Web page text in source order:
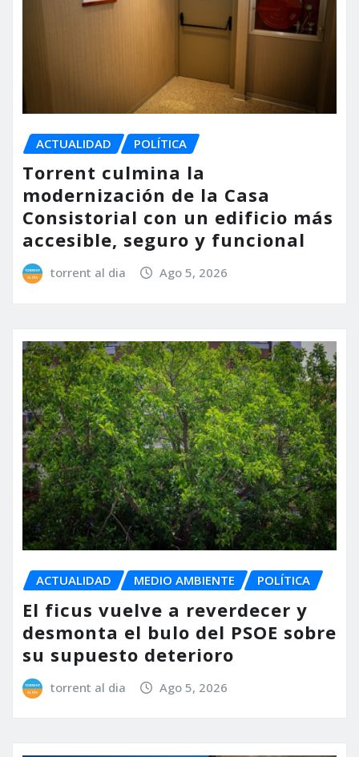
ACTUALIDAD POLÍTICA
Torrent culmina la
modernización de la Casa
Consistorial con un edificio más
accesible, seguro y funcional
torrent al dia Ago 5, 2026
ACTUALIDAD MEDIO AMBIENTE POLÍTICA
El ficus vuelve a reverdecer y
desmonta el bulo del PSOE sobre
su supuesto deterioro
torrent al dia Ago 5, 2026